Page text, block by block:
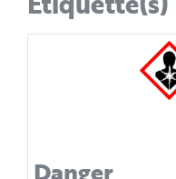
Danger